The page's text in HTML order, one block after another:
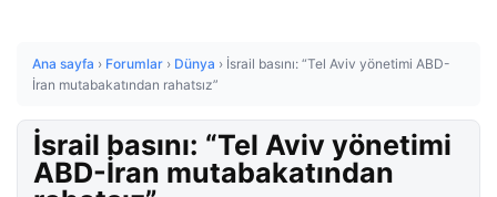
Ana sayfa › Forumlar › Dünya › İsrail basını: “Tel Aviv yönetimi ABD-
İran mutabakatından rahatsız”
İsrail basını: “Tel Aviv yönetimi
ABD-İran mutabakatından